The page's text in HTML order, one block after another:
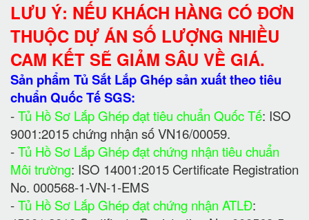
LƯU Ý: NẾU KHÁCH HÀNG CÓ ĐƠN
THUỘC DỰ ÁN SỐ LƯỢNG NHIỀU
CAM KẾT SẼ GIẢM SÂU VỀ GIÁ.
Sản phẩm Tủ Sắt Lắp Ghép sản xuất theo tiêu
chuẩn Quốc Tế SGS:
-Tủ Hồ Sơ Lắp Ghép đạt tiêu chuẩn Quốc Tế: ISO
9001:2015 chứng nhận số VN16/00059.
-Tủ Hồ Sơ Lắp Ghép đạt chứng nhận tiêu chuẩn
Môi trường: ISO 14001:2015 Certificate Registration
No. 000568-1-VN-1-EMS
-Tủ Hồ Sơ Lắp Ghép đạt chứng nhận ATLĐ: